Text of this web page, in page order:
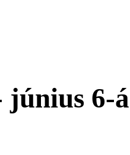
június 6-